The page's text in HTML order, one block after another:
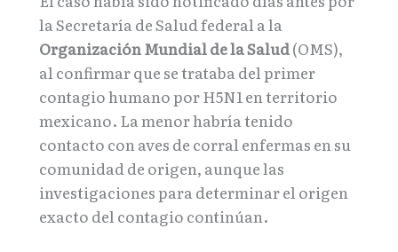
la Secretaría de Salud federal a la
Organización Mundial de la Salud(OMS),
al confirmar que se trataba del primer
contagio humano por H5N1 en territorio
mexicano. La menor habría tenido
contacto con aves de corral enfermas en su
comunidad de origen, aunque las
investigaciones para determinar el origen
exacto del contagio continúan.